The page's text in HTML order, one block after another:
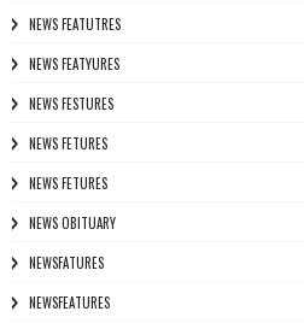
NEWS FEATUTRES
NEWS FEATYURES
NEWS FESTURES
NEWS FETURES
NEWS FETURES
NEWS OBITUARY
NEWSFATURES
NEWSFEATURES